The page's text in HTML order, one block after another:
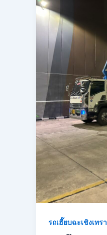
รถเฮี๊ยบฉะเชิงเทรา